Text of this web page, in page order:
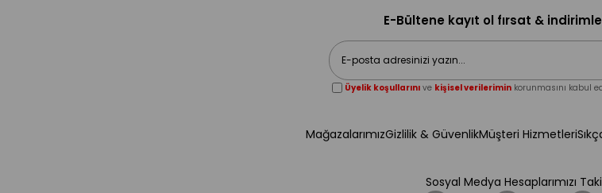
E-Bültene kayıt ol fırsat &
Üyelik koşullarınıve kişisel verileriminkorunmasını kabul
MağazalarımızGizlilik & GüvenlikMüşteri Hizmetleri
Sosyal Medya Hesaplarımızı